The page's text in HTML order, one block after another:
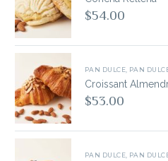
$54.00
PAN DULCE, PAN
Croissant
$53.00
PAN DULCE, PAN